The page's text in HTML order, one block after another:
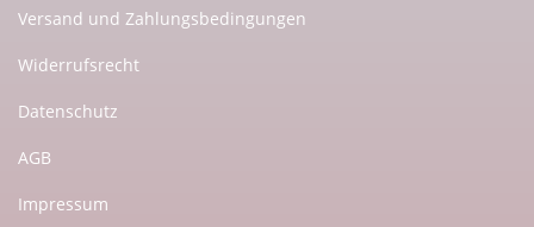
Versand und Zahlungsbedingungen
Widerrufsrecht
Datenschutz
AGB
Impressum